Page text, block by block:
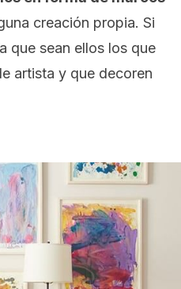
creación propia. Si
que sean ellos los que
artista y que decoren